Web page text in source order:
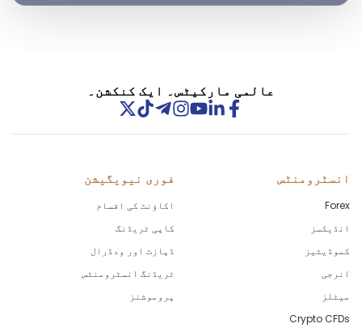
عالمی مارکیٹس۔ ایک کنکشن۔
انسٹرومنٹس
Forex
انڈیکسز
کموڈیٹیز
انرجی
میٹلز
Crypto CFDs
فوری نیویگیشن
اکاؤنٹ کی اقسام
کاپی ٹریڈنگ
ڈپازٹ اور ودڈرال
ٹریڈنگ انسٹرومنٹس
پروموشنز